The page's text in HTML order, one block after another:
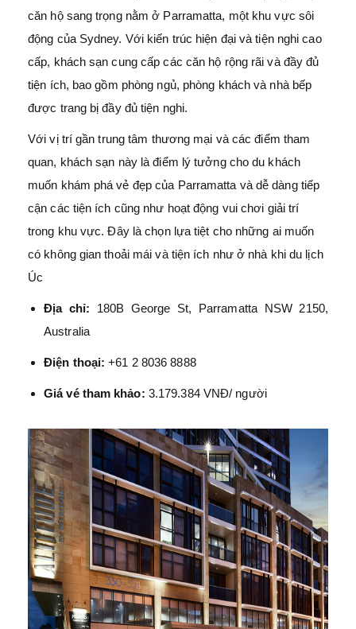
căn hộ sang trọng nằm ở Parramatta, một khu vực sôi
động của Sydney. Với kiến trúc hiện đại và tiện nghi cao
cấp, khách sạn cung cấp các căn hộ rộng rãi và đầy đủ
tiện ích, bao gồm phòng ngủ, phòng khách và nhà bếp
được trang bị đầy đủ tiện nghi.
Với vị trí gần trung tâm thương mại và các điểm tham
quan, khách sạn này là điểm lý tưởng cho du khách
muốn khám phá vẻ đẹp của Parramatta và dễ dàng tiếp
cận các tiện ích cũng như hoạt động vui chơi giải trí
trong khu vực. Đây là chọn lựa tiệt cho những ai muốn
có không gian thoải mái và tiện ích như ở nhà khi du lịch
Úc
Địa chỉ:
180B George St, Parramatta NSW 2150,
Australia
Điện thoại: +61 2 8036 8888
Giá vé tham khảo: 3.179.384 VNĐ/ người